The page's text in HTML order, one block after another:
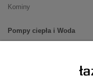
Kominy
Pompy ciepła i Woda
Ogrzewanie podłogowe